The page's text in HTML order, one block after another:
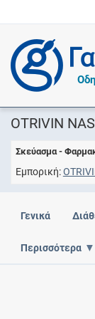
OTRIVIN
Σκεύασμα -
Εμπορική
Γενικά
Περισσότερα